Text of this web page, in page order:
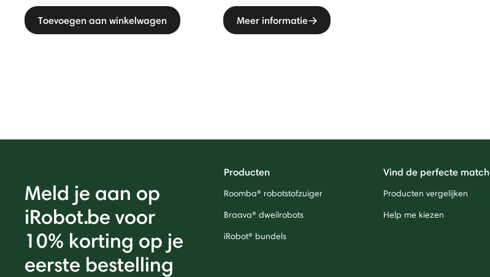
Toevoegen aan winkelwagen Meer informatie
Meld je aan op
iRobot.be voor
10% korting op je
eerste bestelling
Producten
Roomba® robotstofzuiger
Braava® dweilrobots
iRobot® bundels
Vind de perfecte match
Producten vergelijken
Help me kiezen